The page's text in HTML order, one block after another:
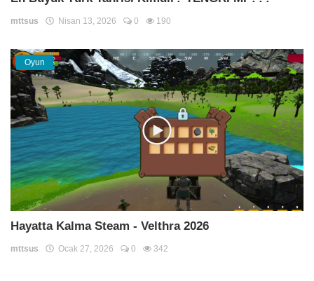
mttsus Nisan 13, 2026 0 190
Oyun
Hayatta Kalma Steam - Velthra 2026
mttsus Ocak 27, 2026 0 342